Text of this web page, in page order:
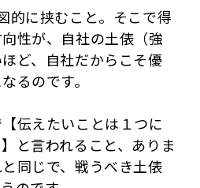
的に挟むこと。そこで得
性が、自社の土俵（強
ど、自社だからこそ優
るのです。
伝えたいことは１つに
と言われること、ありま
同じで、戦うべき土俵